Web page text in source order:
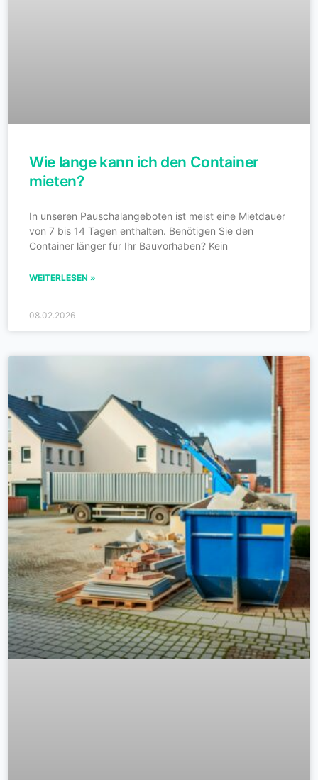
Wie lange kann ich den Container
mieten?
In unseren Pauschalangeboten ist meist eine Mietdauer
von 7 bis 14 Tagen enthalten. Benötigen Sie den
Container länger für Ihr Bauvorhaben? Kein
WEITERLESEN »
08.02.2026